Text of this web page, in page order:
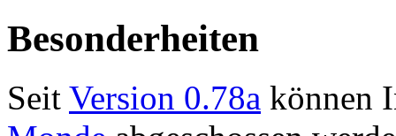
Besonderheiten
Seit Version 0.78a können